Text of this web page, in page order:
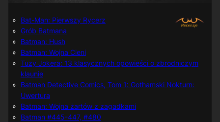
Bat-Man: Pierwszy Rycerz
Grób Batmana
Batman: Hush
Batman: Wojna Cieni
Tuzy Jokera: 13 klasycznych opowieści o zbrodniczym
klaunie
Batman Detective Comics, Tom 1: Gothamski Nokturn:
Uwertura
Batman: Wojna żartów z zagadkami
Batman #445-447, #480